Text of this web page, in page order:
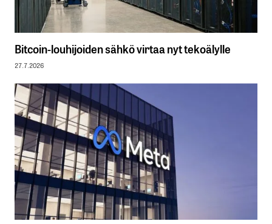
Bitcoin-louhijoiden sähkö virtaa nyt tekoälylle
27.7.2026